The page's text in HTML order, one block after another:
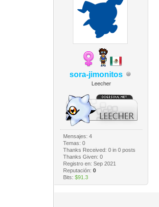
sora-jimonitos
Leecher
Mensajes: 4
Temas: 0
Thanks Received: 0in 0 posts
Thanks Given: 0
Registro en: Sep 2021
Reputación: 0
Bits: $91.3